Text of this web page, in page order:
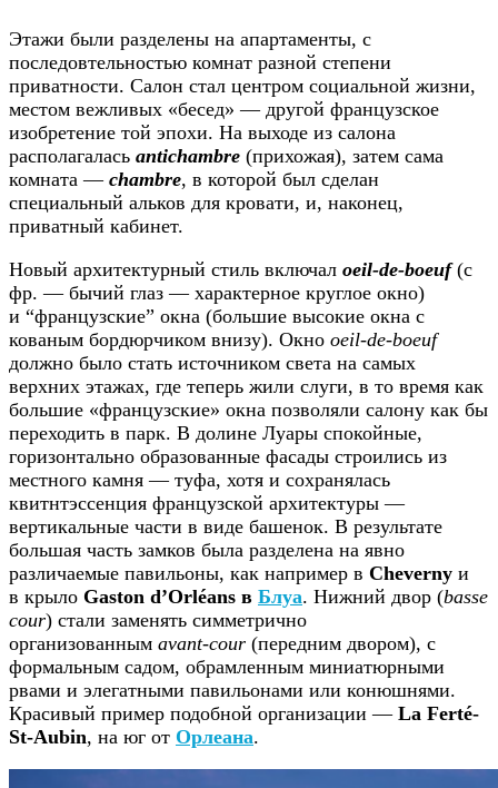
Этажи были разделены на апартаменты, с
последовтельностью комнат разной степени
приватности. Салон стал центром социальной жизни,
местом вежливых «бесед» — другой французское
изобретение той эпохи. На выходе из салона
располагалась antichambre (прихожая), затем сама
комната — chambre, в которой был сделан
специальный альков для кровати, и, наконец,
приватный кабинет.
Новый архитектурный стиль включал oeil-de-boeuf(с
фр. — бычий глаз — характерное круглое окно)
и “французские” окна (большие высокие окна с
кованым бордюрчиком внизу). Окно oeil-de-boeuf
должно было стать источником света на самых
верхних этажах, где теперь жили слуги, в то время как
большие «французские» окна позволяли салону как бы
переходить в парк. В долине Луары спокойные,
горизонтально образованные фасады строились из
местного камня — туфа, хотя и сохранялась
квитнтэссенция французской архитектуры —
вертикальные части в виде башенок. В результате
большая часть замков была разделена на явно
различаемые павильоны, как например в Cheverny и
в крыло Gaston d’Orléans в Блуа. Нижний двор (basse
cour) стали заменять симметрично
организованным avant-cour (передним двором), с
формальным садом, обрамленным миниатюрными
рвами и элегатными павильонами или конюшнями.
Красивый пример подобной организации — La Ferté-
St-Aubin, на юг от Орлеана.